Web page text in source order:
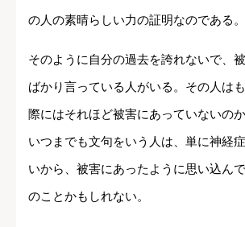
の人の素晴らしい力の証明なのである。
そのように自分の過去を誇れないで、
ばかり言っている人がいる。その人は
際にはそれほど被害にあっていないのか
いつまでも文句をいう人は、単に神経
いから、被害にあったように思い込ん
のことかもしれない。